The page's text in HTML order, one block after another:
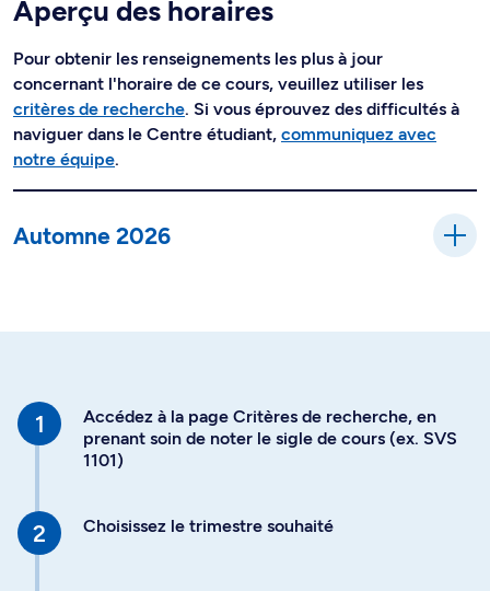
Aperçu des horaires
Pour obtenir les renseignements les plus à jour
concernant l'horaire de ce cours, veuillez utiliser les
critères de recherche. Si vous éprouvez des difficultés à
naviguer dans le Centre étudiant, communiquez avec
notre équipe.
Automne 2026
Accédez à la page Critères de recherche, en
prenant soin de noter le sigle de cours (ex. SVS
1101)
Choisissez le trimestre souhaité